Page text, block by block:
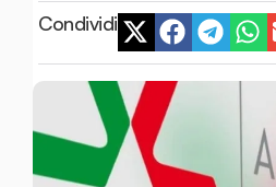
Condividi